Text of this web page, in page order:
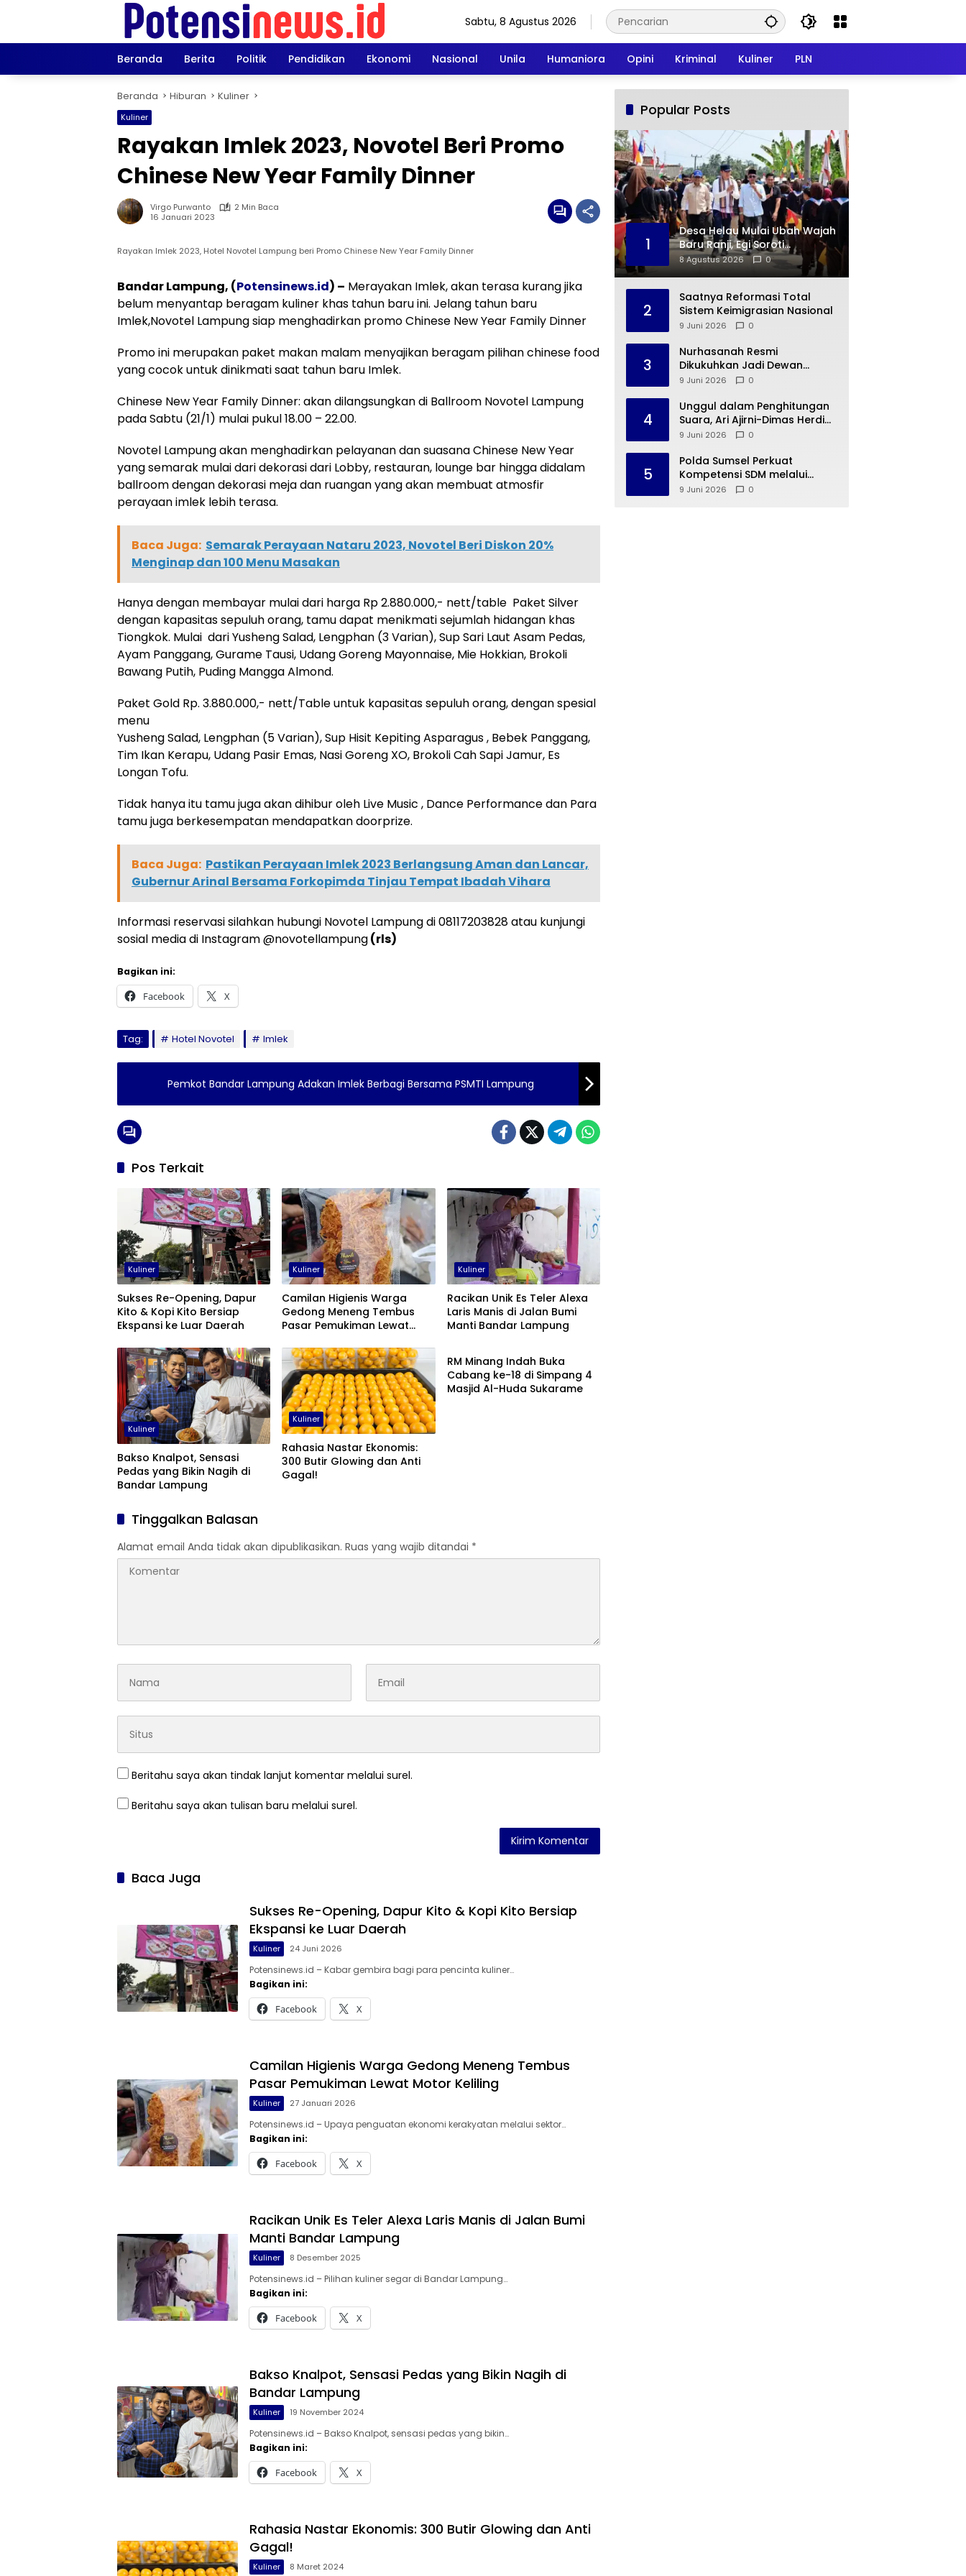
Sabtu, 8 Agustus 2026
Beranda Berita Politik Pendidikan Ekonomi Nasional Unila Humaniora Opini Kriminal Kuliner PLN
Beranda Hiburan Kuliner
Kuliner
Rayakan Imlek 2023, Novotel Beri Promo
Chinese New Year Family Dinner
Virgo Purwanto
2 Min Baca
16 Januari 2023
Rayakan Imlek 2023, Hotel Novotel Lampung beri Promo Chinese New Year Family Dinner
Bandar Lampung, (Potensinews.id) – Merayakan Imlek, akan terasa kurang jika
belum menyantap beragam kuliner khas tahun baru ini. Jelang tahun baru
Imlek,Novotel Lampung siap menghadirkan promo Chinese New Year Family Dinner
Promo ini merupakan paket makan malam menyajikan beragam pilihan chinese food
yang cocok untuk dinikmati saat tahun baru Imlek.
Chinese New Year Family Dinner: akan dilangsungkan di Ballroom Novotel Lampung
pada Sabtu (21/1) mulai pukul 18.00 – 22.00.
Novotel Lampung akan menghadirkan pelayanan dan suasana Chinese New Year
yang semarak mulai dari dekorasi dari Lobby, restauran, lounge bar hingga didalam
ballroom dengan dekorasi meja dan ruangan yang akan membuat atmosfir
perayaan imlek lebih terasa.
Baca Juga: Semarak Perayaan Nataru 2023, Novotel Beri Diskon 20%
Menginap dan 100 Menu Masakan
Hanya dengan membayar mulai dari harga Rp 2.880.000,- nett/table Paket Silver
dengan kapasitas sepuluh orang, tamu dapat menikmati sejumlah hidangan khas
Tiongkok. Mulai dari Yusheng Salad, Lengphan (3 Varian), Sup Sari Laut Asam Pedas,
Ayam Panggang, Gurame Tausi, Udang Goreng Mayonnaise, Mie Hokkian, Brokoli
Bawang Putih, Puding Mangga Almond.
Paket Gold Rp. 3.880.000,- nett/Table untuk kapasitas sepuluh orang, dengan spesial
menu
Yusheng Salad, Lengphan (5 Varian), Sup Hisit Kepiting Asparagus , Bebek Panggang,
Tim Ikan Kerapu, Udang Pasir Emas, Nasi Goreng XO, Brokoli Cah Sapi Jamur, Es
Longan Tofu.
Tidak hanya itu tamu juga akan dihibur oleh Live Music , Dance Performance dan Para
tamu juga berkesempatan mendapatkan doorprize.
Baca Juga: Pastikan Perayaan Imlek 2023 Berlangsung Aman dan Lancar,
Gubernur Arinal Bersama Forkopimda Tinjau Tempat Ibadah Vihara
Informasi reservasi silahkan hubungi Novotel Lampung di 08117203828 atau kunjungi
sosial media di Instagram @novotellampung(rls)
Bagikan ini:
Facebook X
Tag: Hotel Novotel Imlek
Pemkot Bandar Lampung Adakan Imlek Berbagi Bersama PSMTI Lampung
Pos Terkait
Kuliner
Sukses Re-Opening, Dapur
Kito & Kopi Kito Bersiap
Ekspansi ke Luar Daerah
Kuliner
Camilan Higienis Warga
Gedong Meneng Tembus
Pasar Pemukiman Lewat
Kuliner
Racikan Unik Es Teler Alexa
Laris Manis di Jalan Bumi
Manti Bandar Lampung
Kuliner
Bakso Knalpot, Sensasi
Pedas yang Bikin Nagih di
Bandar Lampung
Kuliner
Rahasia Nastar Ekonomis:
300 Butir Glowing dan Anti
Gagal!
Kuliner
RM Minang Indah Buka
Cabang ke-18 di Simpang 4
Masjid Al-Huda Sukarame
Tinggalkan Balasan
Alamat email Anda tidak akan dipublikasikan. Ruas yang wajib ditandai *
Beritahu saya akan tindak lanjut komentar melalui surel.
Beritahu saya akan tulisan baru melalui surel.
Baca Juga
Sukses Re-Opening, Dapur Kito & Kopi Kito Bersiap
Ekspansi ke Luar Daerah
Kuliner 24 Juni 2026
Potensinews.id – Kabar gembira bagi para pencinta kuliner…
Bagikan ini:
Facebook X
Camilan Higienis Warga Gedong Meneng Tembus
Pasar Pemukiman Lewat Motor Keliling
Kuliner 27 Januari 2026
Potensinews.id – Upaya penguatan ekonomi kerakyatan melalui sektor…
Bagikan ini:
Facebook X
Racikan Unik Es Teler Alexa Laris Manis di Jalan Bumi
Manti Bandar Lampung
Kuliner 8 Desember 2025
Potensinews.id – Pilihan kuliner segar di Bandar Lampung…
Bagikan ini:
Facebook X
Bakso Knalpot, Sensasi Pedas yang Bikin Nagih di
Bandar Lampung
Kuliner 19 November 2024
Potensinews.id – Bakso Knalpot, sensasi pedas yang bikin…
Bagikan ini:
Facebook X
Rahasia Nastar Ekonomis: 300 Butir Glowing dan Anti
Gagal!
Kuliner 8 Maret 2024
Popular Posts
1
Desa Helau Mulai Ubah Wajah
Baru Ranji, Egi Soroti
Semangat Gotong Royong
Warga
8 Agustus 2026 0
2
Saatnya Reformasi Total
Sistem Keimigrasian Nasional
9 Juni 2026 0
3
Nurhasanah Resmi
Dikukuhkan Jadi Dewan
Penasehat PWP SS Provinsi
9 Juni 2026 0
4
Unggul dalam Penghitungan
Suara, Ari Ajirni-Dimas Herdi
Resmi Nakhodai Hima Elektro
9 Juni 2026 0
5
Polda Sumsel Perkuat
Kompetensi SDM melalui
Program E-Learning
9 Juni 2026 0